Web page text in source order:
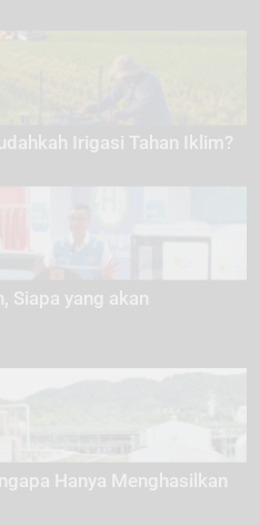
Irigasi Tahan Iklim?
Siapa yang akan
Hanya Menghasilkan